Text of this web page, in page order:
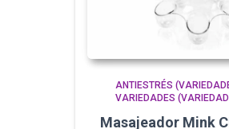
ANTIESTRÉS
VARIEDADES
Masajeador Mink